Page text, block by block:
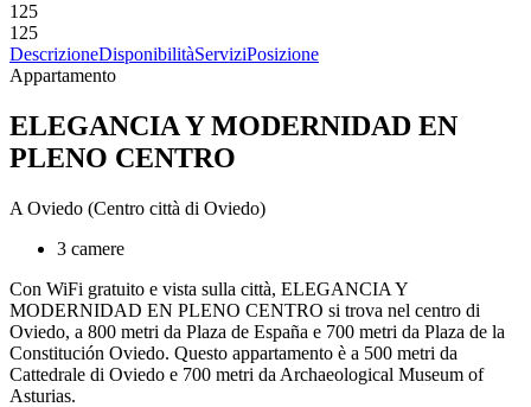
125
125
DescrizioneDisponibilitàServiziPosizione
Appartamento
ELEGANCIA Y MODERNIDAD EN
PLENO CENTRO
A Oviedo (Centro città di Oviedo)
3 camere
Con WiFi gratuito e vista sulla città, ELEGANCIA Y
MODERNIDAD EN PLENO CENTRO si trova nel centro di
Oviedo, a 800 metri da Plaza de España e 700 metri da Plaza de la
Constitución Oviedo. Questo appartamento è a 500 metri da
Cattedrale di Oviedo e 700 metri da Archaeological Museum of
Asturias.